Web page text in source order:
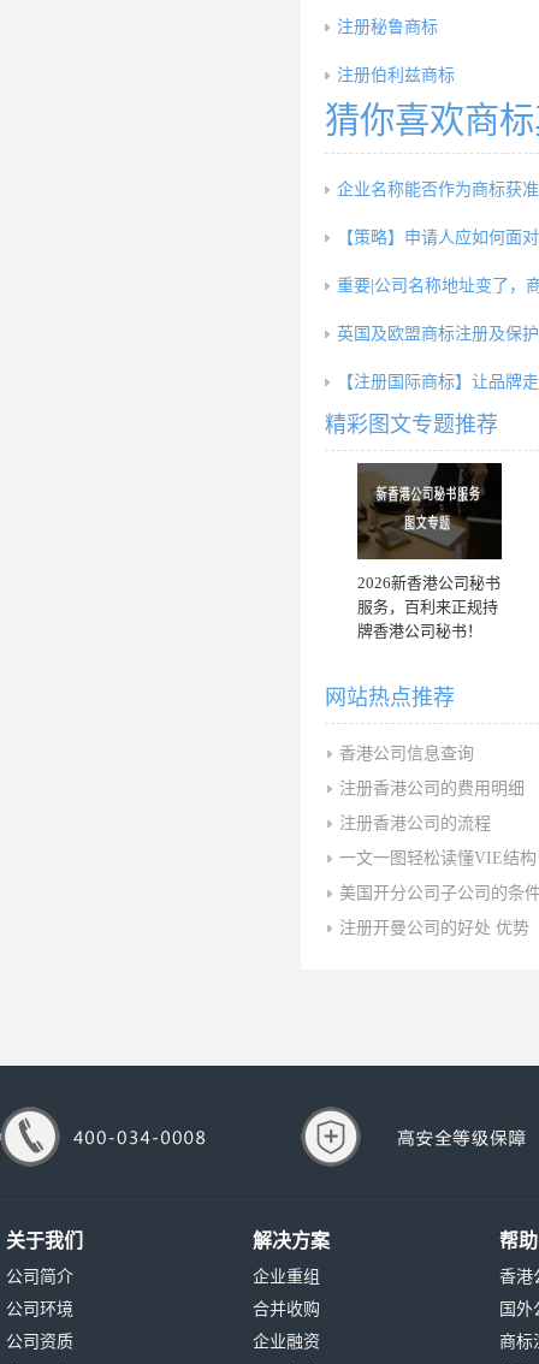
注册秘鲁商标
注册伯利兹商标
猜你喜欢商
企业名称能否作为商标获
【策略】申请人应如何面
重要|公司名称地址变了，
英国及欧盟商标注册及保
【注册国际商标】让品牌
精彩图文专题推荐
2026新香港公司秘书
服务，百利来正规持
牌香港公司秘书！
网站热点推荐
香港公司信息查询
注册香港公司的费用明细
注册香港公司的流程
一文一图轻松读懂VIE结
美国开分公司子公司的条
注册开曼公司的好处 优势
关于我们
公司简介
公司环境
公司资质
解决方案
企业重组
合并收购
企业融资
帮
香港
国外
商标